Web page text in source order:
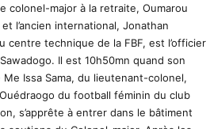
colonel-major à la retraite, Oumarou
l’ancien international, Jonathan
technique de la FBF, est l’officier
Il est 10h50mn quand son
Me Issa Sama, du lieutenant-colonel,
du football féminin du club
s’apprête à entrer dans le bâtiment